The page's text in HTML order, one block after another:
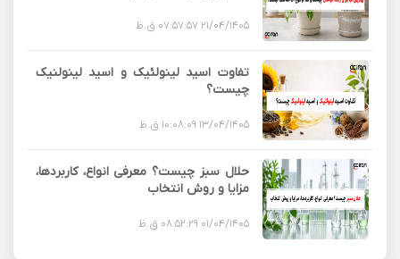
21/04/1405 07:57:57 ق.ظ
تفاوت اسید لینولئیک و اسید لینولنیک
چیست؟
13/04/1405 10:08:09 ق.ظ
حلال سبز چیست؟ معرفی انواع، کاربردها،
مزایا و روش انتخاب
01/04/1405 08:52:29 ق.ظ